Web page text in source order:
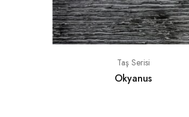
Taş Serisi
Okyanus